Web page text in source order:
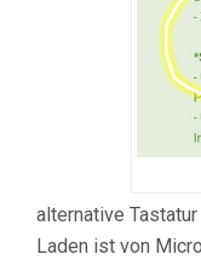
alternative
Laden ist von